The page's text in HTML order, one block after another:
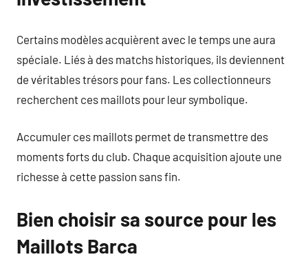
Certains modèles acquièrent avec le temps une aura
spéciale. Liés à des matchs historiques, ils deviennent
de véritables trésors pour fans. Les collectionneurs
recherchent ces maillots pour leur symbolique.
Accumuler ces maillots permet de transmettre des
moments forts du club. Chaque acquisition ajoute une
richesse à cette passion sans fin.
Bien choisir sa source pour les
Maillots Barca